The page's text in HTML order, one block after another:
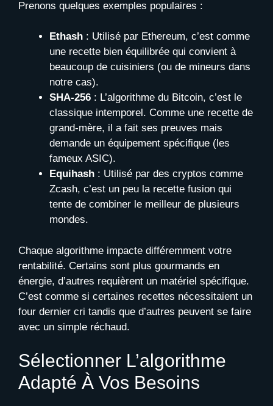
Prenons quelques exemples populaires :
Ethash : Utilisé par Ethereum, c’est comme
une recette bien équilibrée qui convient à
beaucoup de cuisiniers (ou de mineurs dans
notre cas).
SHA-256 : L’algorithme du Bitcoin, c’est le
classique intemporel. Comme une recette de
grand-mère, il a fait ses preuves mais
demande un équipement spécifique (les
fameux ASIC).
Equihash : Utilisé par des cryptos comme
Zcash, c’est un peu la recette fusion qui
tente de combiner le meilleur de plusieurs
mondes.
Chaque algorithme impacte différemment votre
rentabilité. Certains sont plus gourmands en
énergie, d’autres requièrent un matériel spécifique.
C’est comme si certaines recettes nécessitaient un
four dernier cri tandis que d’autres peuvent se faire
avec un simple réchaud.
Sélectionner L’algorithme
Adapté À Vos Besoins